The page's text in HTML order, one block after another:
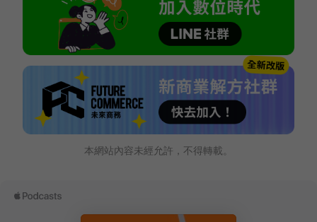
本網站內容未經允許，不得轉載。